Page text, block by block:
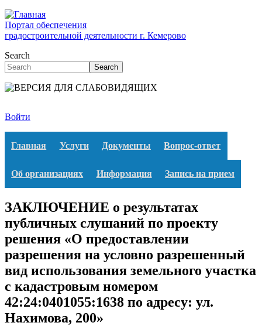
Перейти
к
основному
Портал обеспечения
градостроительной деятельности г. Кемерово
Search
Search
Войти
Главная Услуги Документы Вопрос-ответ
Об организациях Информация Запись на прием
ЗАКЛЮЧЕНИЕ о результатах
публичных слушаний по проекту
решения «О предоставлении
разрешения на условно разрешенный
вид использования земельного участка
с кадастровым номером
42:24:0401055:1638 по адресу: ул.
Нахимова, 200»